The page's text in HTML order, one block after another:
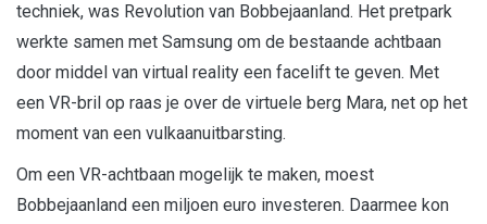
techniek, was Revolution van Bobbejaanland. Het pretpark
werkte samen met Samsung om de bestaande achtbaan
door middel van virtual reality een facelift te geven. Met
een VR-bril op raas je over de virtuele berg Mara, net op het
moment van een vulkaanuitbarsting.
Om een VR-achtbaan mogelijk te maken, moest
Bobbejaanland een miljoen euro investeren. Daarmee kon